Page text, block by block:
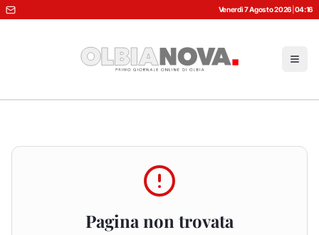
Venerdì 7 Agosto 2026 04:16
Pagina non trovata